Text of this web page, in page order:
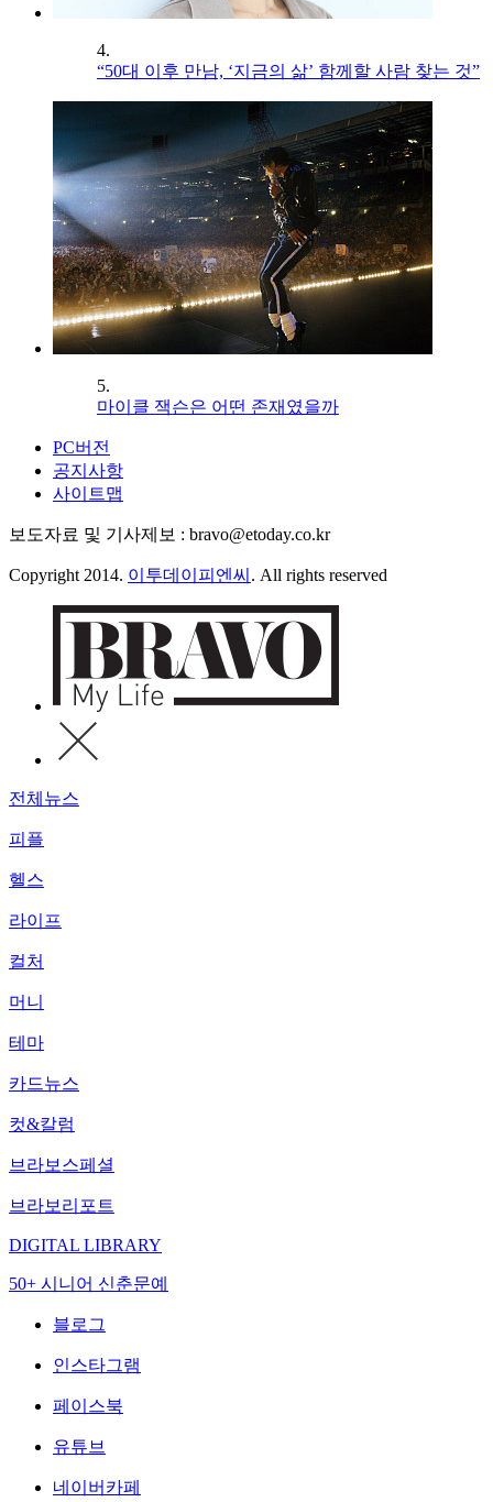
4.
“50대 이후 만남, ‘지금의 삶’ 함께할 사람 찾는 것”
5.
마이클 잭슨은 어떤 존재였을까
PC버전
공지사항
사이트맵
보도자료 및 기사제보 : bravo@etoday.co.kr
Copyright 2014. 이투데이피엔씨 . All rights reserved
전체뉴스
피플
헬스
라이프
컬처
머니
테마
카드뉴스
컷&칼럼
브라보스페셜
브라보리포트
DIGITAL LIBRARY
50+ 시니어 신춘문예
블로그
인스타그램
페이스북
유튜브
네이버카페